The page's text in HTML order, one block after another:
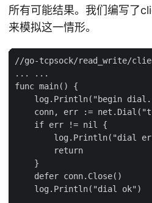
所有可能结果。我们编写了
来模拟这一情形。
//go-tcpsock/read_write/
... ...
func main() {
log.Println("begin
conn, err :=
    if err != nil {
log.Println("dial
        return
    }
    defer conn.Close()
    log.Println("dial ok")